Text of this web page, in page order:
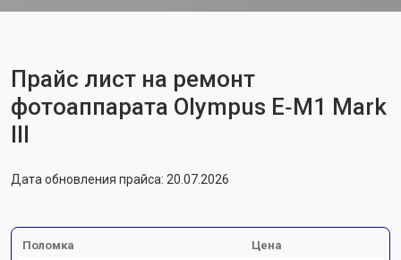
Прайс лист на ремонт
фотоаппарата Olympus E‑M1 Mark
III
Дата обновления прайса: 20.07.2026
Поломка Цена